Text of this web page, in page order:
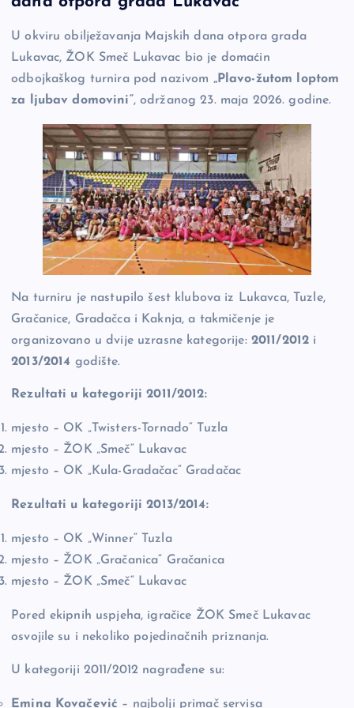
o
o
k
Li
n
k
er
U okviru obilježavanja Majskih dana otpora grada
Lukavac, ŽOK Smeč Lukavac bio je domaćin
odbojkaškog turnira pod nazivom „Plavo-žutom loptom
za ljubav domovini“, održanog 23. maja 2026. godine.
Na turniru je nastupilo šest klubova iz Lukavca, Tuzle,
Gračanice, Gradačca i Kaknja, a takmičenje je
organizovano u dvije uzrasne kategorije: 2011/2012 i
2013/2014 godište.
Rezultati u kategoriji 2011/2012:
mjesto – OK „Twisters-Tornado“ Tuzla
mjesto – ŽOK „Smeč“ Lukavac
mjesto – OK „Kula-Gradačac“ Gradačac
Rezultati u kategoriji 2013/2014:
mjesto – OK „Winner“ Tuzla
mjesto – ŽOK „Gračanica“ Gračanica
mjesto – ŽOK „Smeč“ Lukavac
Pored ekipnih uspjeha, igračice ŽOK Smeč Lukavac
osvojile su i nekoliko pojedinačnih priznanja.
U kategoriji 2011/2012 nagrađene su:
Emina Kovačević – najbolji primač servisa